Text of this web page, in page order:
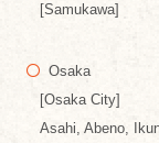
[Samukawa]
Osaka
[Osaka City]
Asahi, Abeno,